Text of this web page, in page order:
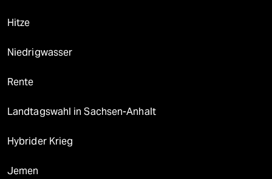
Hitze
Niedrigwasser
Rente
Landtagswahl in Sachsen-Anhalt
Hybrider Krieg
Jemen